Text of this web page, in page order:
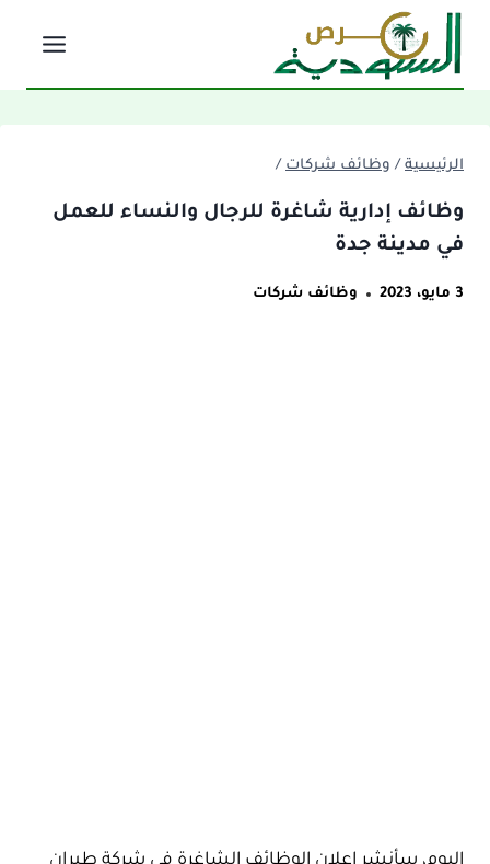
التجاوز
المحتوى
الرئيسية / وظائف شركات /
وظائف إدارية شاغرة للرجال والنساء للعمل
في مدينة جدة
3 مايو، 2023 وظائف شركات